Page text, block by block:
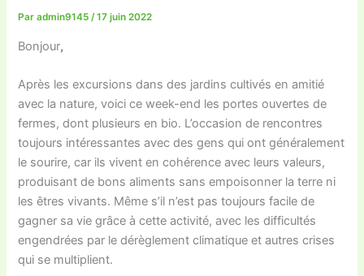
Paradmin9145/17 juin 2022
Bonjour,
Après les excursions dans des jardins cultivés en amitié
avec la nature, voici ce week-end les portes ouvertes de
fermes, dont plusieurs en bio. L’occasion de rencontres
toujours intéressantes avec des gens qui ont généralement
le sourire, car ils vivent en cohérence avec leurs valeurs,
produisant de bons aliments sans empoisonner la terre ni
les êtres vivants. Même s’il n’est pas toujours facile de
gagner sa vie grâce à cette activité, avec les difficultés
engendrées par le dérèglement climatique et autres crises
qui se multiplient.